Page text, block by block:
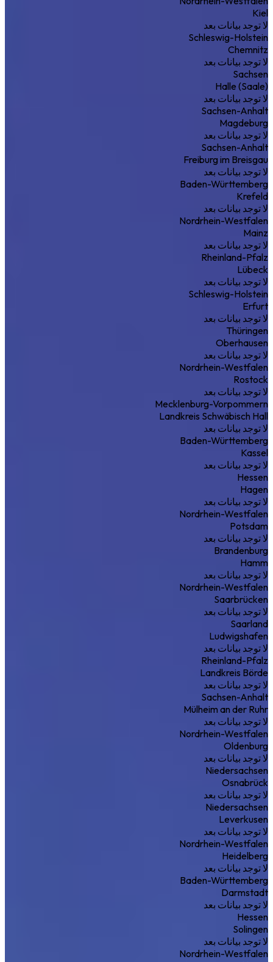
Kiel
لا توجد بيانات بعد
Schleswig-Holstein
Chemnitz
لا توجد بيانات بعد
Sachsen
Halle (Saale)
لا توجد بيانات بعد
Sachsen-Anhalt
Magdeburg
لا توجد بيانات بعد
Sachsen-Anhalt
Freiburg im Breisgau
لا توجد بيانات بعد
Baden-Württemberg
Krefeld
لا توجد بيانات بعد
Nordrhein-Westfalen
Mainz
لا توجد بيانات بعد
Rheinland-Pfalz
Lübeck
لا توجد بيانات بعد
Schleswig-Holstein
Erfurt
لا توجد بيانات بعد
Thüringen
Oberhausen
لا توجد بيانات بعد
Nordrhein-Westfalen
Rostock
لا توجد بيانات بعد
Mecklenburg-Vorpommern
Landkreis Schwäbisch Hall
لا توجد بيانات بعد
Baden-Württemberg
Kassel
لا توجد بيانات بعد
Hessen
Hagen
لا توجد بيانات بعد
Nordrhein-Westfalen
Potsdam
لا توجد بيانات بعد
Brandenburg
Hamm
لا توجد بيانات بعد
Nordrhein-Westfalen
Saarbrücken
لا توجد بيانات بعد
Saarland
Ludwigshafen
لا توجد بيانات بعد
Rheinland-Pfalz
Landkreis Börde
لا توجد بيانات بعد
Sachsen-Anhalt
Mülheim an der Ruhr
لا توجد بيانات بعد
Nordrhein-Westfalen
Oldenburg
لا توجد بيانات بعد
Niedersachsen
Osnabrück
لا توجد بيانات بعد
Niedersachsen
Leverkusen
لا توجد بيانات بعد
Nordrhein-Westfalen
Heidelberg
لا توجد بيانات بعد
Baden-Württemberg
Darmstadt
لا توجد بيانات بعد
Hessen
Solingen
لا توجد بيانات بعد
Nordrhein-Westfalen